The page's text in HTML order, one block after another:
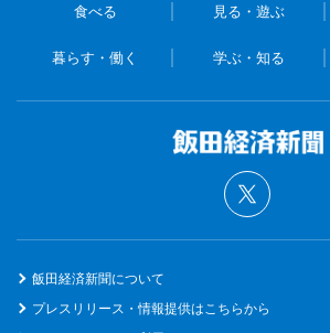
食べる 見る・遊ぶ
暮らす・働く 学ぶ・知る
飯田経済新聞について
プレスリリース・情報提供はこちらから